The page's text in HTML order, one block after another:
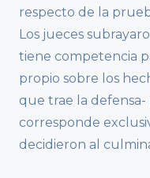
respecto de la
Los jueces
tiene competencia
propio sobre los
que trae la
corresponde
decidieron al